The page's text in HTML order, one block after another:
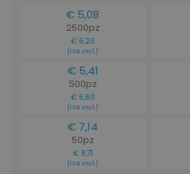
€ 5,08
2500pz
€ 6,20
(IVA incl.)
€ 5,41
500pz
€ 6,60
(IVA incl.)
€ 7,14
50pz
€ 8,71
(IVA incl.)